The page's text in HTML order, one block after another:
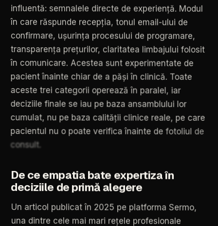
influentă: semnalele directe de experiență. Modul
în care răspunde recepția, tonul email-ului de
confirmare, ușurința procesului de programare,
transparența prețurilor, claritatea limbajului folosit
în comunicare. Acestea sunt experimentate de
pacient înainte chiar de a păși în clinică. Toate
aceste trei categorii operează în paralel, iar
deciziile finale se iau pe baza ansamblului lor
cumulat, nu pe baza calității clinice reale, pe care
pacientul nu o poate verifica înainte de fotoliul de
consult.
De ce empatia bate expertizaîn
deciziile de primă alegere
Un articol publicat în 2025 pe platforma Sermo,
una dintre cele mai mari rețele profesionale